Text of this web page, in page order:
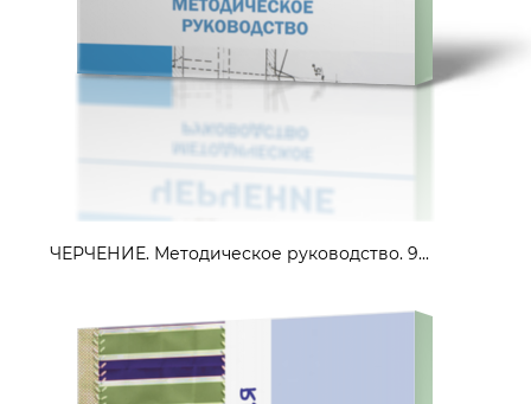
ЧЕРЧЕНИЕ. Методическое руководство. 9...